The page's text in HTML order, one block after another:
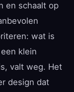
en schaalt op
wat is
klein
valt weg. Het
design dat